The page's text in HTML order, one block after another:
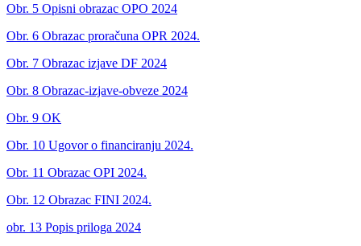
Obr. 5 Opisni obrazac OPO 2024
Obr. 6 Obrazac proračuna OPR 2024.
Obr. 7 Obrazac izjave DF 2024
Obr. 8 Obrazac-izjave-obveze 2024
Obr. 9 OK
Obr. 10 Ugovor o financiranju 2024.
Obr. 11 Obrazac OPI 2024.
Obr. 12 Obrazac FINI 2024.
obr. 13 Popis priloga 2024